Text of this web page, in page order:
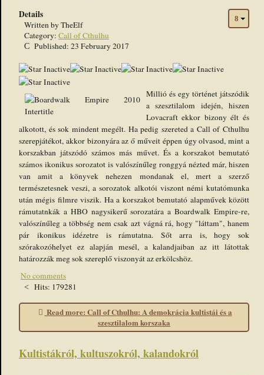
Details
Written byTheElf
Category: Call of Cthulhu
Published: 23 February 2017
Millió és egy történet játszódik
a szesztilalom idején, hiszen
Lovacraft ekkor bizony élt és
alkotott, és sok mindent megélt. Ha pedig szereted a Call of Cthulhu
szerepjátékot, akkor bizonyára az ő műveit éppen úgy olvasod, mint a
korszakban játszódó számos más művet. És a korszakot bemutató
számos ikonikus sorozatot is valószínűleg ronggyá nézted már, hiszen
van amit a könyvek nehezen mondanak el, mert a szerző
természetesnek veszi, a sorozatok alkotói viszont némi kutatómunka
után mégis filmre viszik. Ha a korszakot bemutató alapművek között
rámutatnkák a HBO nagysikerű sorozatára a Boardwalk Empire-re,
valószínűleg a többség nem csak azt vágná rá, hogy "láttam", hanem
pár ikonikus idézetre is rámutatna. Sőt arra is, hogy sok
szórakozóhelyet ez alapján mesél, a kalandjaiban az itt látottak
határozzák meg sok szereplő viszonyát az erkölcshöz.
No comments
Hits: 179281
Read more: Call of Cthulhu: A demokrácia kultistái és a
szesztilalom korszaka
Kultistákról, kultuszokról, kalandokról